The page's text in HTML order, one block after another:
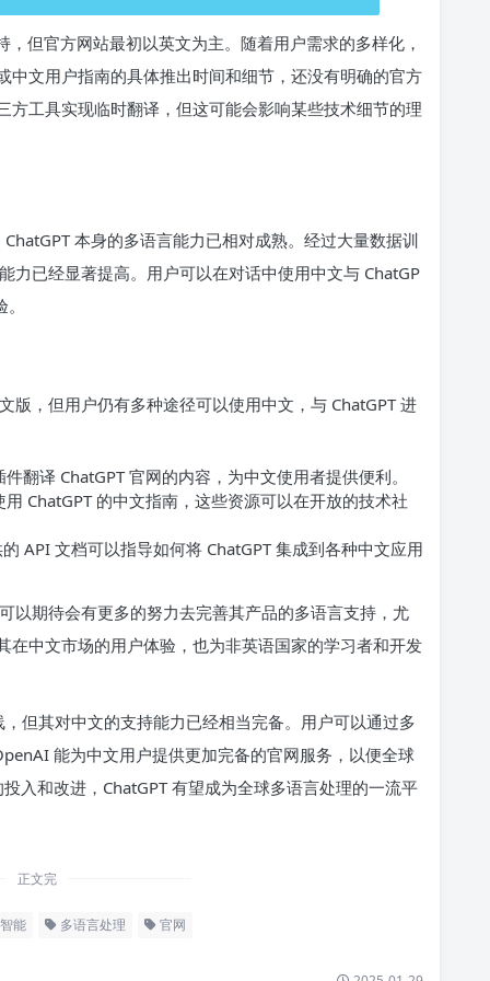
但官方网站最初以英文为主。随着用户需求的多样化，
文用户指南的具体推出时间和细节，还没有明确的官方
工具实现临时翻译，但这可能会影响某些技术细节的理
本身的多语言能力已相对成熟。经过大量数据训
力已经显著提高。用户可以在对话中使用中文与 ChatGP
版，但用户仍有多种途径可以使用中文，与 ChatGPT 进
翻译 ChatGPT 官网的内容，为中文使用者提供便利。
ChatGPT 的中文指南，这些资源可以在开放的技术社
API 文档可以指导如何将 ChatGPT 集成到各种中文应用
以期待会有更多的努力去完善其产品的多语言支持，尤
中文市场的用户体验，也为非英语国家的学习者和开发
但其对中文的支持能力已经相当完备。用户可以通过多
能为中文用户提供更加完备的官网服务，以便全球
入和改进，ChatGPT 有望成为全球多语言处理的一流平
正文完
能 多语言处理 官网